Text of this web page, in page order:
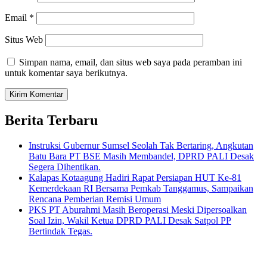
Email *
Situs Web
Simpan nama, email, dan situs web saya pada peramban ini
untuk komentar saya berikutnya.
Berita Terbaru
Instruksi Gubernur Sumsel Seolah Tak Bertaring, Angkutan
Batu Bara PT BSE Masih Membandel, DPRD PALI Desak
Segera Dihentikan.
Kalapas Kotaagung Hadiri Rapat Persiapan HUT Ke-81
Kemerdekaan RI Bersama Pemkab Tanggamus, Sampaikan
Rencana Pemberian Remisi Umum
PKS PT Aburahmi Masih Beroperasi Meski Dipersoalkan
Soal Izin, Wakil Ketua DPRD PALI Desak Satpol PP
Bertindak Tegas.